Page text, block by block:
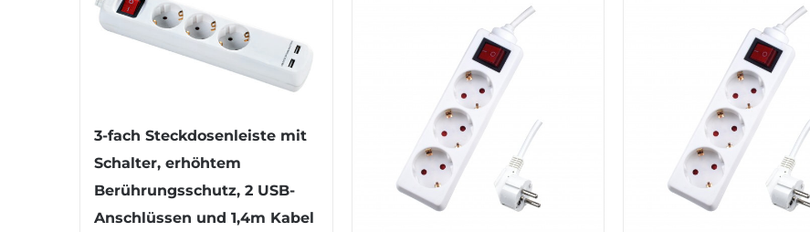
3-fach Steckdosenleiste mit
Schalter, erhöhtem
Berührungsschutz, 2 USB-
Anschlüssen und 1,4m Kabel